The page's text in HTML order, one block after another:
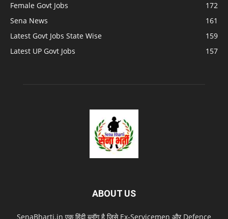
Female Govt Jobs
172
Sena News
161
Latest Govt Jobs State Wise
159
Latest UP Govt Jobs
157
ABOUT US
SenaBharti.in एक हिंदी ब्लॉग है जिसे Ex‑Servicemen और Defence